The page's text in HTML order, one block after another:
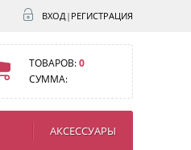
ВХОД| РЕГИСТРАЦИЯ
ТОВАРОВ:0
СУММА:
АКСЕССУАРЫ